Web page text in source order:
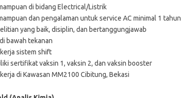
di bidang Electrical/Listrik
dan pengalaman untuk service AC minimal 1
yang baik, disiplin, dan bertanggungjawab
bawah tekanan
sistem shift
sertifikat vaksin 1, vaksin 2, dan vaksin booster
di Kawasan MM2100 Cibitung, Bekasi